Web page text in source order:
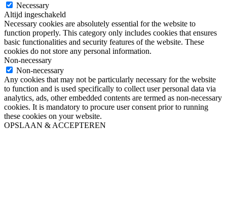
Necessary
Altijd ingeschakeld
Necessary cookies are absolutely essential for the website to
function properly. This category only includes cookies that ensures
basic functionalities and security features of the website. These
cookies do not store any personal information.
Non-necessary
Non-necessary
Any cookies that may not be particularly necessary for the website
to function and is used specifically to collect user personal data via
analytics, ads, other embedded contents are termed as non-necessary
cookies. It is mandatory to procure user consent prior to running
these cookies on your website.
OPSLAAN & ACCEPTEREN